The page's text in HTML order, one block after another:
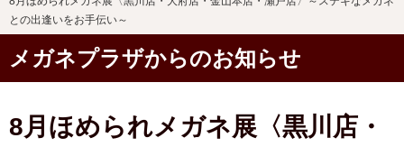
との出逢いをお手伝い～
メガネプラザからのお知らせ
8月ほめられメガネ展〈黒川店・